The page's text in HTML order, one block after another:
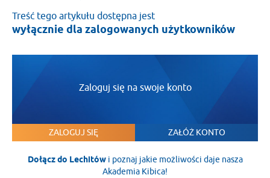
Treść tego artykułu dostępna jest
wyłącznie dla zalogowanych użytkowników
Zaloguj się na swoje konto
ZALOGUJ SIĘ ZAŁÓŻ KONTO
Dołącz do Lechitówi poznaj jakie możliwości daje nasza
Akademia Kibica!